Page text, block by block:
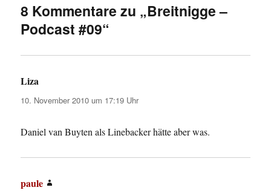
8 Kommentare zu „Breitnigge –
Podcast #09“
Liza
10. November 2010 um 17:19 Uhr
Daniel van Buyten als Linebacker hätte aber was.
paule